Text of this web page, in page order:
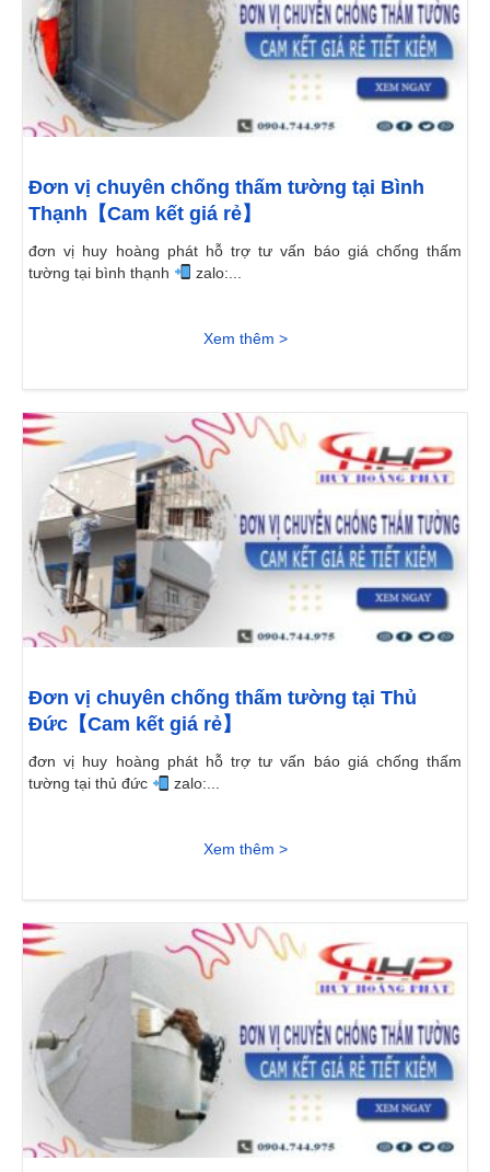
Đơn vị chuyên chống thấm tường tại Bình
Thạnh【Cam kết giá rẻ】
đơn vị huy hoàng phát hỗ trợ tư vấn báo giá chống thấm
tường tại bình thạnh
zalo:...
Xem thêm >
Đơn vị chuyên chống thấm tường tại Thủ
Đức【Cam kết giá rẻ】
đơn vị huy hoàng phát hỗ trợ tư vấn báo giá chống thấm
tường tại thủ đức
zalo:...
Xem thêm >